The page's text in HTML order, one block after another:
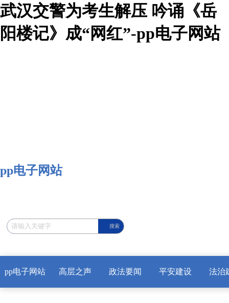
武汉交警为考生解压 吟诵《岳
阳楼记》成“网红”-pp电子网站
pp电子网站
搜索
pp电子网站 高层之声 政法要闻 平安建设 法治